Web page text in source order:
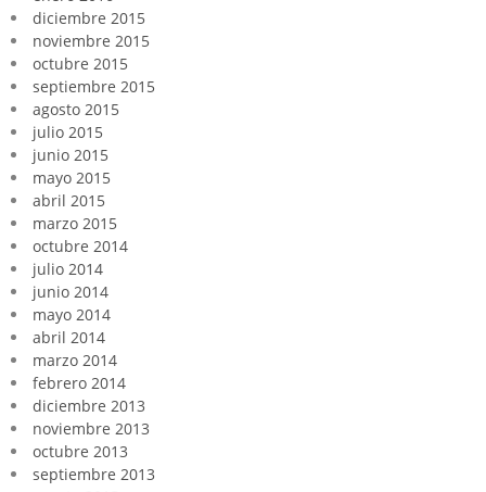
diciembre 2015
noviembre 2015
octubre 2015
septiembre 2015
agosto 2015
julio 2015
junio 2015
mayo 2015
abril 2015
marzo 2015
octubre 2014
julio 2014
junio 2014
mayo 2014
abril 2014
marzo 2014
febrero 2014
diciembre 2013
noviembre 2013
octubre 2013
septiembre 2013